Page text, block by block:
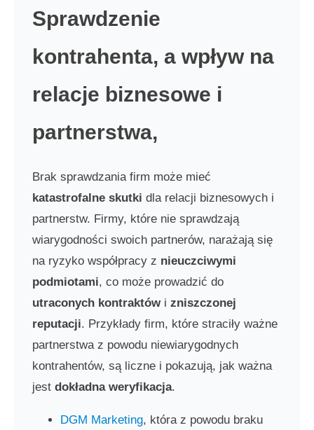
Sprawdzenie
kontrahenta, a wpływ na
relacje biznesowe i
partnerstwa,
Brak sprawdzania firm może mieć
katastrofalne skutki dla relacji biznesowych i
partnerstw. Firmy, które nie sprawdzają
wiarygodności swoich partnerów, narażają się
na ryzyko współpracy z nieuczciwymi
podmiotami, co może prowadzić do
utraconych kontraktówi zniszczonej
reputacji. Przykłady firm, które straciły ważne
partnerstwa z powodu niewiarygodnych
kontrahentów, są liczne i pokazują, jak ważna
jest dokładna weryfikacja.
DGM Marketing, która z powodu braku